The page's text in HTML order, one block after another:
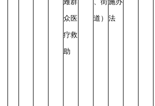
难群
众医
疗救
助
、街
道）
施办
法